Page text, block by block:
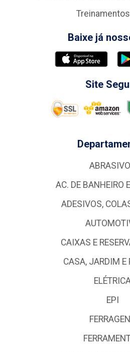
Baixe já
Site
AC. DE BANHEIRO
ADESIVOS,
CAIXAS E
CASA, JARDIM E
EPI